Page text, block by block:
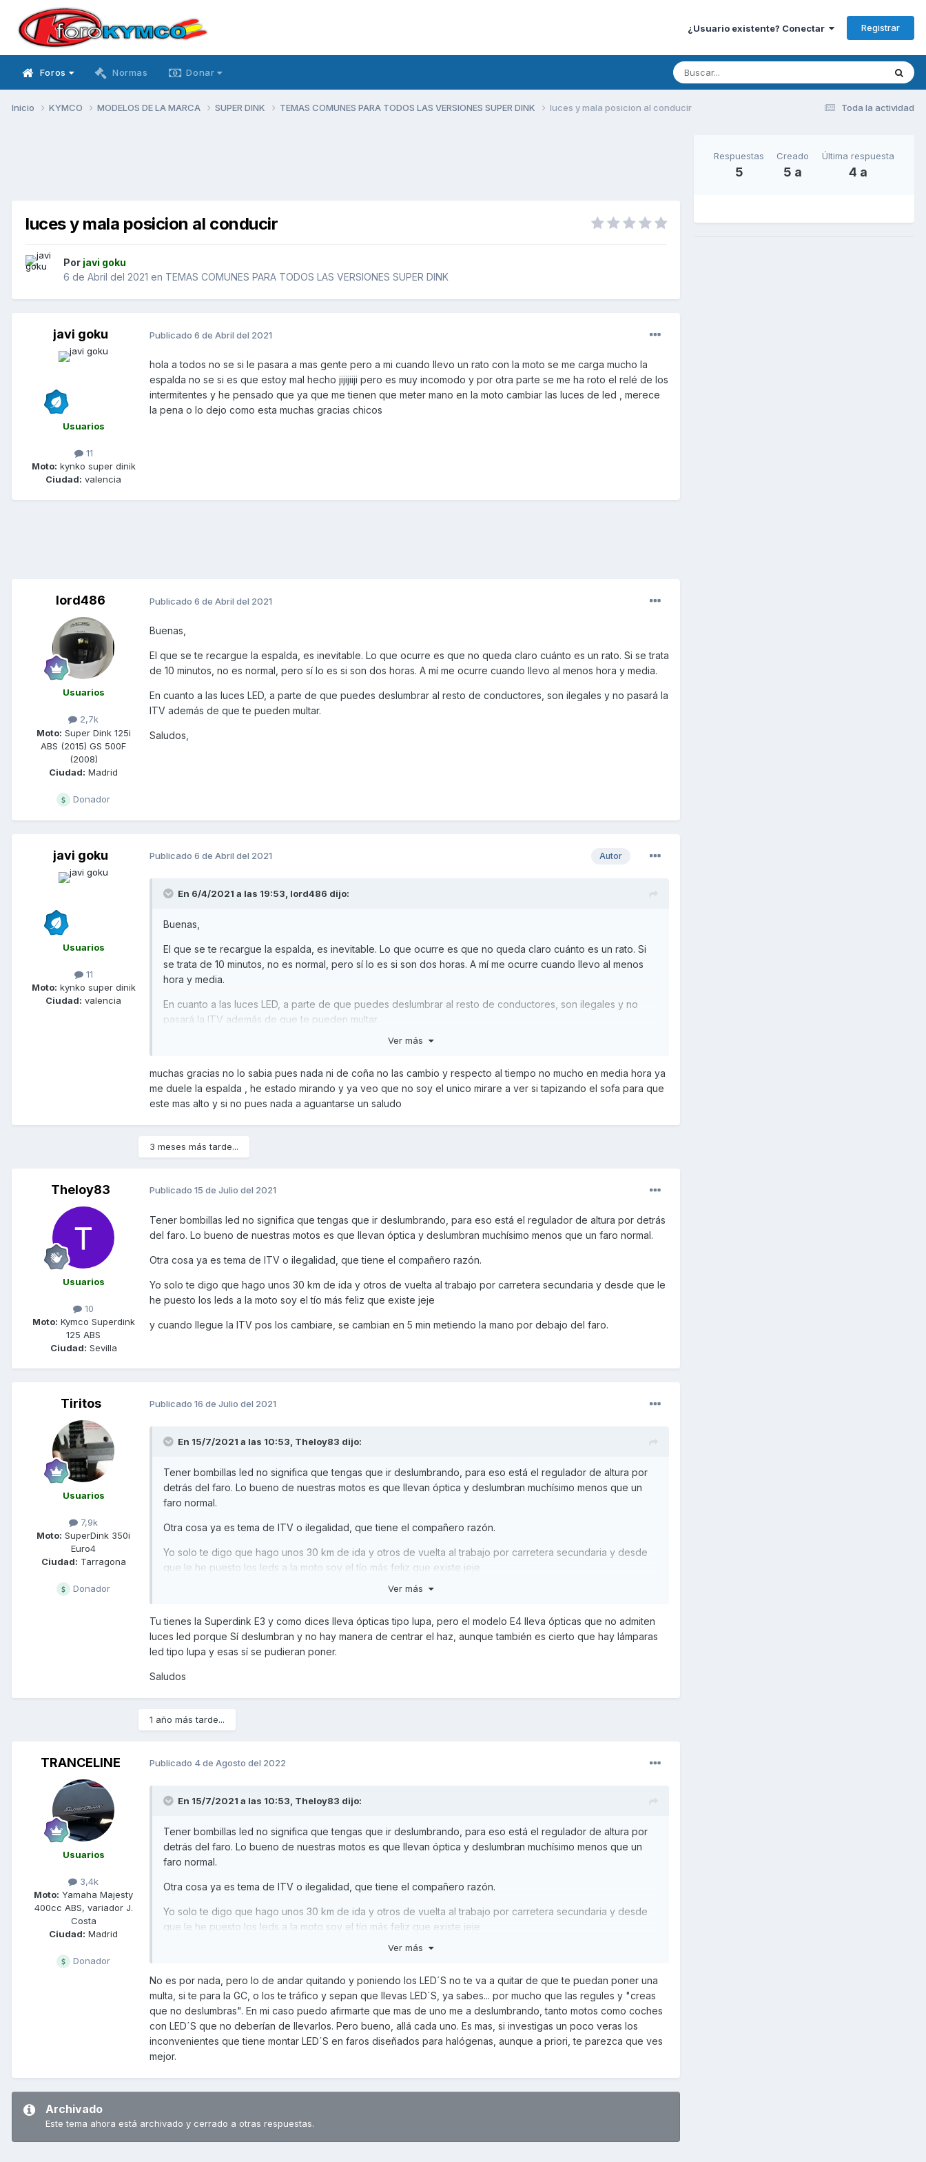
¿Usuario existente? Conectar Registrar
Foros Normas Donar
Toda la actividad
Inicio KYMCO MODELOS DE LA MARCA SUPER DINK TEMAS COMUNES PARA TODOS LAS VERSIONES SUPER DINK luces y mala posicion al conducir
luces y mala posicion al conducir
Por javi goku
6 de Abril del 2021 en TEMAS COMUNES PARA TODOS LAS VERSIONES SUPER DINK
javi goku
Usuarios
11
Moto: kynko super dinik
Ciudad: valencia
Publicado 6 de Abril del 2021
hola a todos no se si le pasara a mas gente pero a mi cuando llevo un rato con la moto se me carga mucho la
espalda no se si es que estoy mal hecho jijijiiji pero es muy incomodo y por otra parte se me ha roto el relé de los
intermitentes y he pensado que ya que me tienen que meter mano en la moto cambiar las luces de led , merece
la pena o lo dejo como esta muchas gracias chicos
lord486
Usuarios
2,7k
Moto: Super Dink 125i
ABS (2015) GS 500F
(2008)
Ciudad: Madrid
Donador
Publicado 6 de Abril del 2021
Buenas,
El que se te recargue la espalda, es inevitable. Lo que ocurre es que no queda claro cuánto es un rato. Si se trata
de 10 minutos, no es normal, pero sí lo es si son dos horas. A mí me ocurre cuando llevo al menos hora y media.
En cuanto a las luces LED, a parte de que puedes deslumbrar al resto de conductores, son ilegales y no pasará la
ITV además de que te pueden multar.
Saludos,
javi goku
Usuarios
11
Moto: kynko super dinik
Ciudad: valencia
Autor
Publicado 6 de Abril del 2021
En 6/4/2021 a las 19:53, lord486 dijo:
Buenas,
El que se te recargue la espalda, es inevitable. Lo que ocurre es que no queda claro cuánto es un rato. Si
se trata de 10 minutos, no es normal, pero sí lo es si son dos horas. A mí me ocurre cuando llevo al menos
hora y media.
En cuanto a las luces LED, a parte de que puedes deslumbrar al resto de conductores, son ilegales y no
pasará la ITV además de que te pueden multar.
Ver más
muchas gracias no lo sabia pues nada ni de coña no las cambio y respecto al tiempo no mucho en media hora ya
me duele la espalda , he estado mirando y ya veo que no soy el unico mirare a ver si tapizando el sofa para que
este mas alto y si no pues nada a aguantarse un saludo
3 meses más tarde...
Theloy83
Usuarios
10
Moto: Kymco Superdink
125 ABS
Ciudad: Sevilla
Publicado 15 de Julio del 2021
Tener bombillas led no significa que tengas que ir deslumbrando, para eso está el regulador de altura por detrás
del faro. Lo bueno de nuestras motos es que llevan óptica y deslumbran muchísimo menos que un faro normal.
Otra cosa ya es tema de ITV o ilegalidad, que tiene el compañero razón.
Yo solo te digo que hago unos 30 km de ida y otros de vuelta al trabajo por carretera secundaria y desde que le
he puesto los leds a la moto soy el tío más feliz que existe jeje
y cuando llegue la ITV pos los cambiare, se cambian en 5 min metiendo la mano por debajo del faro.
Tiritos
Usuarios
7,9k
Moto: SuperDink 350i
Euro4
Ciudad: Tarragona
Donador
Publicado 16 de Julio del 2021
En 15/7/2021 a las 10:53, Theloy83 dijo:
Tener bombillas led no significa que tengas que ir deslumbrando, para eso está el regulador de altura por
detrás del faro. Lo bueno de nuestras motos es que llevan óptica y deslumbran muchísimo menos que un
faro normal.
Otra cosa ya es tema de ITV o ilegalidad, que tiene el compañero razón.
Yo solo te digo que hago unos 30 km de ida y otros de vuelta al trabajo por carretera secundaria y desde
que le he puesto los leds a la moto soy el tío más feliz que existe jeje
y cuando llegue la ITV pos los cambiare, se cambian en 5 min metiendo la mano por debajo del faro.
Ver más
Tu tienes la Superdink E3 y como dices lleva ópticas tipo lupa, pero el modelo E4 lleva ópticas que no admiten
luces led porque Sí deslumbran y no hay manera de centrar el haz, aunque también es cierto que hay lámparas
led tipo lupa y esas sí se pudieran poner.
Saludos
1 año más tarde...
TRANCELINE
Usuarios
3,4k
Moto: Yamaha Majesty
400cc ABS, variador J.
Costa
Ciudad: Madrid
Donador
Publicado 4 de Agosto del 2022
En 15/7/2021 a las 10:53, Theloy83 dijo:
Tener bombillas led no significa que tengas que ir deslumbrando, para eso está el regulador de altura por
detrás del faro. Lo bueno de nuestras motos es que llevan óptica y deslumbran muchísimo menos que un
faro normal.
Otra cosa ya es tema de ITV o ilegalidad, que tiene el compañero razón.
Yo solo te digo que hago unos 30 km de ida y otros de vuelta al trabajo por carretera secundaria y desde
que le he puesto los leds a la moto soy el tío más feliz que existe jeje
y cuando llegue la ITV pos los cambiare, se cambian en 5 min metiendo la mano por debajo del faro.
Ver más
No es por nada, pero lo de andar quitando y poniendo los LED´S no te va a quitar de que te puedan poner una
multa, si te para la GC, o los te tráfico y sepan que llevas LED´S, ya sabes... por mucho que las regules y "creas
que no deslumbras". En mi caso puedo afirmarte que mas de uno me a deslumbrando, tanto motos como coches
con LED´S que no deberían de llevarlos. Pero bueno, allá cada uno. Es mas, si investigas un poco veras los
inconvenientes que tiene montar LED´S en faros diseñados para halógenas, aunque a priori, te parezca que ves
mejor.
Archivado
Este tema ahora está archivado y cerrado a otras respuestas.
Respuestas
5
Creado
5 a
Última respuesta
4 a